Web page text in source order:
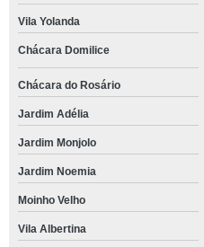
Vila Yolanda
Chácara Domilice
Chácara do Rosário
Jardim Adélia
Jardim Monjolo
Jardim Noemia
Moinho Velho
Vila Albertina